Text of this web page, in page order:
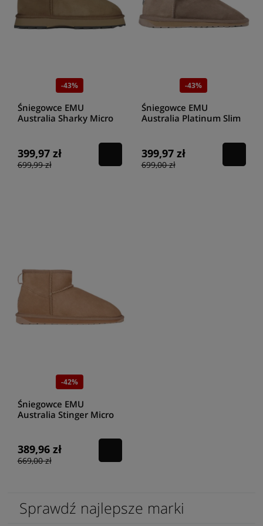
-43%
Śniegowce EMU
Australia Sharky Micro
399,97 zł
699,99 zł
-43%
Śniegowce EMU
Australia Platinum Slim
399,97 zł
699,00 zł
-42%
Śniegowce EMU
Australia Stinger Micro
389,96 zł
669,00 zł
Sprawdź najlepsze marki